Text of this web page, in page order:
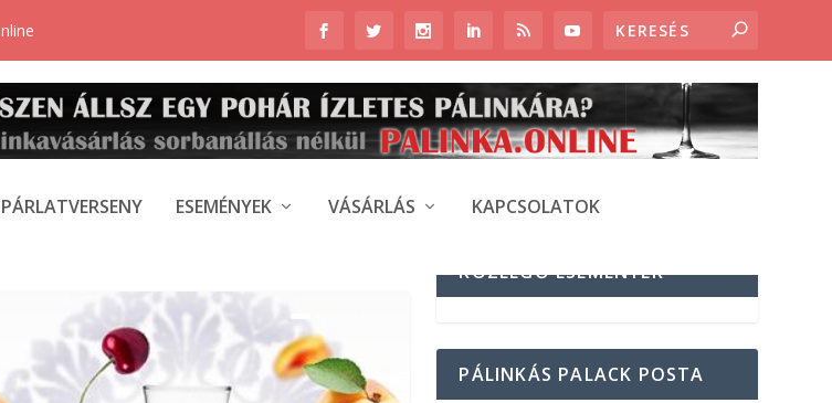
ESEMÉNYEK VÁSÁRLÁS KAPCSOLATOK
KÖZELGŐ ESEMÉNYEK
PÁLINKÁS PALACK POSTA